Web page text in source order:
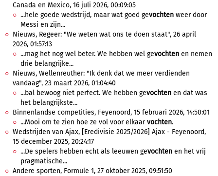
Canada en Mexico, 16 juli 2026, 00:09:05
...hele goede wedstrijd, maar wat goed gevochten weer door
Messi en zijn...
Nieuws, Regeer: "We weten wat ons te doen staat", 26 april
2026, 01:57:13
...mag het nog wel beter. We hebben wel gevochten en nemen
drie belangrijke...
Nieuws, Wellenreuther: "Ik denk dat we meer verdienden
vandaag", 23 maart 2026, 01:04:40
...bal bewoog niet perfect. We hebben gevochten en dat was
het belangrijkste...
Binnenlandse competities, Feyenoord, 15 februari 2026, 14:50:01
...Mooi om te zien hoe ze vol voor elkaarvochten.
Wedstrijden van Ajax, [Eredivisie 2025/2026] Ajax - Feyenoord,
15 december 2025, 20:24:17
...De spelers hebben echt als leeuwen gevochten en het vrij
pragmatische...
Andere sporten, Formule 1, 27 oktober 2025, 09:51:50